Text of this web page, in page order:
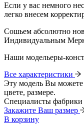
Если у вас немного
легко внесем
Сошьем абсолютно
Индивидуальным
Наши модельеры-
Все характеристики
Эту модель Вы можете
цвете, размере.
Специалисты фабрики
Закажите Ваш размер
В корзину